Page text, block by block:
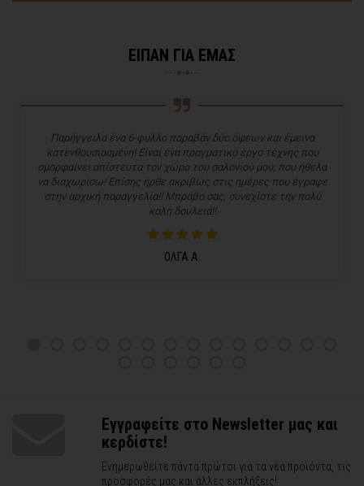
ΕΙΠΑΝ ΓΙΑ ΕΜΑΣ
Παρήγγειλα ένα 6-φυλλο παραβάν δύο όψεων και έμεινα
κατενθουσιασμένη! Είναι ένα πραγματικό έργο τέχνης που
ομορφαίνει απίστευτα τον χώρο του σαλονιού μου, που ήθελα
να διαχωρίσω! Επίσης ήρθε ακριβώς στις ημέρες που έγραφε
στην αρχική παραγγελία!! Μπράβο σας, συνεχίστε την πολύ
καλή δουλειά!!
ΟΛΓΑ Α.
Εγγραφείτε στο Newsletter μας και
κερδίστε!
Ενημερωθείτε πάντα πρώτοι για τα νέα προϊόντα, τις
προσφορές μας και άλλες εκπλήξεις!